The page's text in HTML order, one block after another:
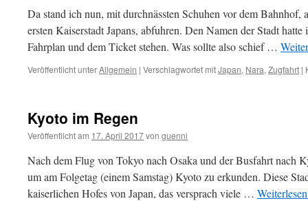
Da stand ich nun, mit durchnässten Schuhen vor dem Bahnhof,
ersten Kaiserstadt Japans, abfuhren. Den Namen der Stadt
Fahrplan und dem Ticket stehen. Was sollte also schief …
Veröffentlicht unterAllgemein | Verschlagwortet mitJapan, Nara, Zugfahrt |
Kyoto im Regen
Veröffentlicht am 17. April 2017von guenni
Nach dem Flug von Tokyo nach Osaka und der Busfahrt nach
um am Folgetag (einem Samstag) Kyoto zu erkunden. Diese
kaiserlichen Hofes von Japan, das versprach viele …